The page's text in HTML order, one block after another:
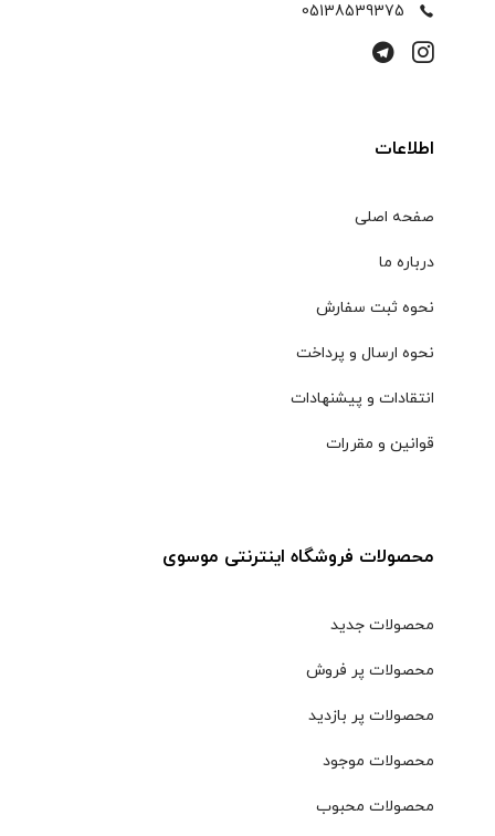
05138539375
اطلاعات
صفحه اصلی
درباره ما
نحوه ثبت سفارش
نحوه ارسال و پرداخت
انتقادات و پیشنهادات
قوانین و مقررات
محصولات فروشگاه اینترنتی موسوی
محصولات جدید
محصولات پر فروش
محصولات پر بازدید
محصولات موجود
محصولات محبوب